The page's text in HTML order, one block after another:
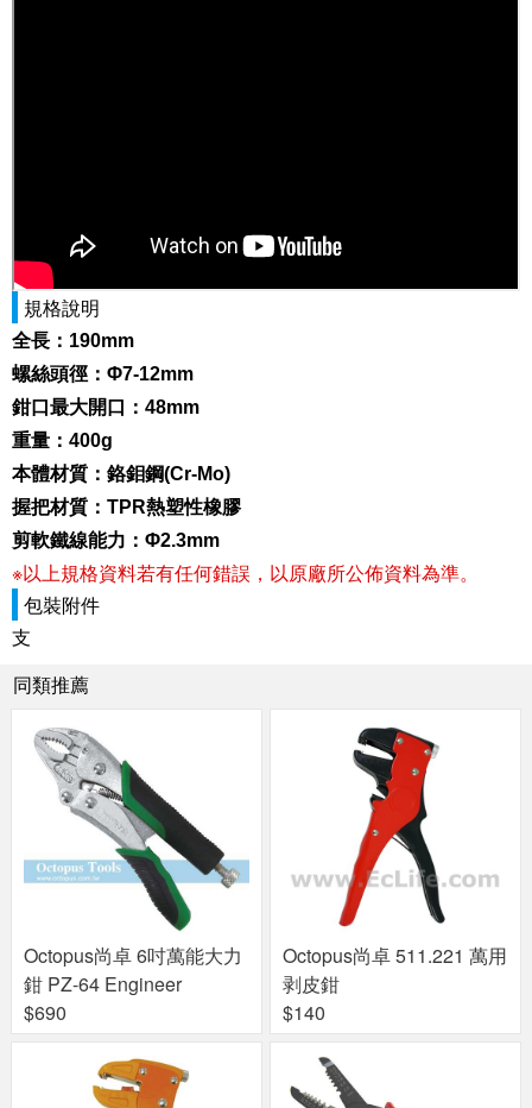
規格說明
全長：190mm
螺絲頭徑：Φ7-12mm
鉗口最大開口：48mm
重量：400g
本體材質：鉻鉬鋼(Cr-Mo)
握把材質：TPR熱塑性橡膠
剪軟鐵線能力：Φ2.3mm
※以上規格資料若有任何錯誤，以原廠所公佈資料為準。
包裝附件
支
同類推薦
Octopus尚卓 6吋萬能大力
鉗 PZ-64 Engineer
$690
Octopus尚卓 511.221 萬用
剥皮鉗
$140